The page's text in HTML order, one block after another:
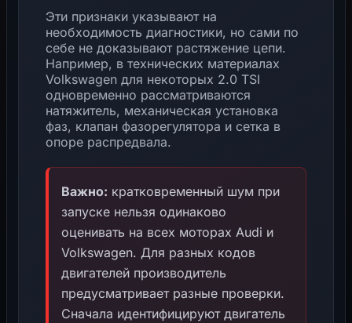
Эти признаки указывают на
необходимость диагностики, но сами по
себе не доказывают растяжение цепи.
Например, в технических материалах
Volkswagen для некоторых 2.0 TSI
одновременно рассматриваются
натяжитель, механическая установка
фаз, клапан фазорегулятора и сетка в
опоре распредвала.
Важно: кратковременный шум при
запуске нельзя одинаково
оценивать на всех моторах Audi и
Volkswagen. Для разных кодов
двигателей производитель
предусматривает разные проверки.
Сначала идентифицируют двигатель